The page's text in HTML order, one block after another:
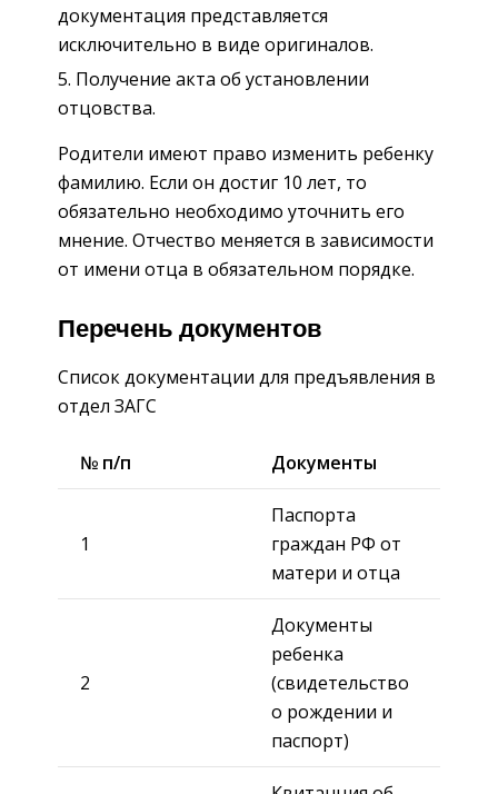
документация представляется
исключительно в виде оригиналов.
Получение акта об установлении
отцовства.
Родители имеют право изменить ребенку
фамилию. Если он достиг 10 лет, то
обязательно необходимо уточнить его
мнение. Отчество меняется в зависимости
от имени отца в обязательном порядке.
Перечень документов
Список документации для предъявления в
отдел ЗАГС
№ п/п Документы
1
Паспорта
граждан РФ от
матери и отца
2
Документы
ребенка
(свидетельство
о рождении и
паспорт)